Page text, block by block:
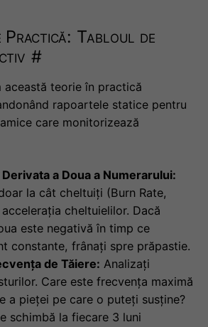
Practică: Tabloul de
#
această teorie în practică
rapoartele statice pentru
care monitorizează
a Doua a Numerarului:
la cât cheltuiți (Burn Rate,
cheltuielilor. Dacă
este negativă în timp ce
constante, frânați spre prăpastie.
de Tăiere: Analizați
Care este frecvența maximă
a pieței pe care o puteți susține?
schimbă la fiecare 3 luni